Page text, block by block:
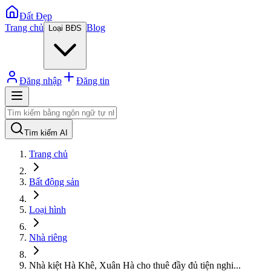
Đất Đẹp
Trang chủ
Loại BĐS Blog
Đăng nhập Đăng tin
Tìm kiếm AI
Trang chủ
Bất động sản
Loại hình
Nhà riêng
Nhà kiệt Hà Khê, Xuân Hà cho thuê đầy đủ tiện nghi...